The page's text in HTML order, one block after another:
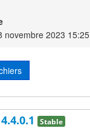
novembre 2023 15:25
Stable